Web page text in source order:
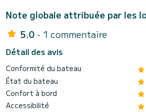
Note globale attribuée par les
5.0 - 1 commentaire
Détail des avis
Conformité du bateau
État du bateau
Confort à bord
Accessibilité